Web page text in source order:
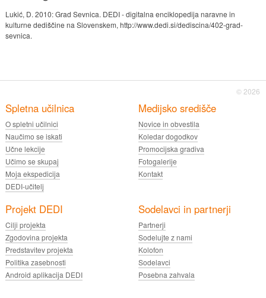
Lukić, D. 2010: Grad Sevnica. DEDI - digitalna enciklopedija naravne in
kulturne dediščine na Slovenskem, http://www.dedi.si/dediscina/402-grad-
sevnica.
© 2026
Spletna učilnica
O spletni učilnici
Naučimo se iskati
Učne lekcije
Učimo se skupaj
Moja ekspedicija
DEDI-učitelj
Medijsko središče
Novice in obvestila
Koledar dogodkov
Promocijska gradiva
Fotogalerije
Kontakt
Projekt DEDI
Cilji projekta
Zgodovina projekta
Predstavitev projekta
Politika zasebnosti
Android aplikacija DEDI
Sodelavci in partnerji
Partnerji
Sodelujte z nami
Kolofon
Sodelavci
Posebna zahvala